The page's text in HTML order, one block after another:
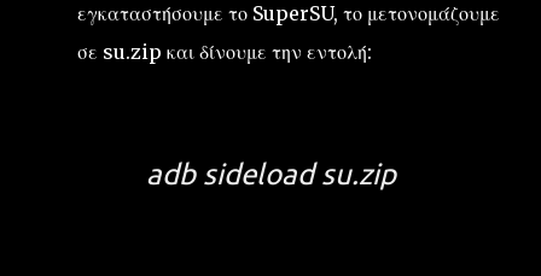
εγκαταστήσουμε το SuperSU, το μετονομάζουμε
σε su.zip και δίνουμε την εντολή:
adb sideload su.zip